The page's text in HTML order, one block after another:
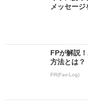
メッセー
FPが解説
方法とは？
PR(Fav-Log)